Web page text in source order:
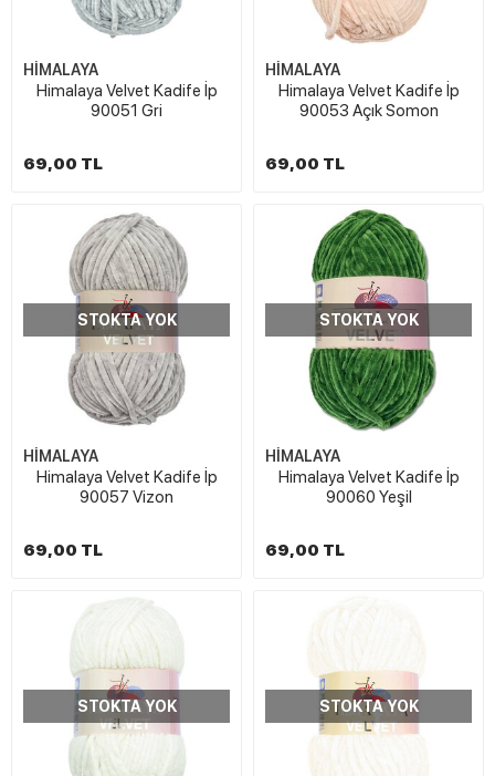
HİMALAYA
Himalaya Velvet Kadife İp
90051 Gri
69,00 TL
HİMALAYA
Himalaya Velvet Kadife İp
90053 Açık Somon
69,00 TL
STOKTA YOK
HİMALAYA
Himalaya Velvet Kadife İp
90057 Vizon
69,00 TL
STOKTA YOK
HİMALAYA
Himalaya Velvet Kadife İp
90060 Yeşil
69,00 TL
STOKTA YOK STOKTA YOK